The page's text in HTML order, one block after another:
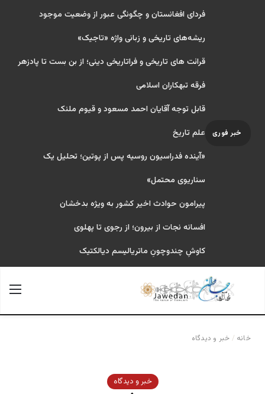
خبر فوری
فردای افغانستان و چگونگی عبور از وضعیت موجود
ریشه‌های تاریخی و زبانی واژه «تاجیک»
قرائت های تاریخی و فراتاریخی دینی؛ از بن بست تا پادزهر
فرقه تبهکاران اسلامی
قابل توجه آقایان احمد مسعود و قیوم ملنک
علم تاریخ
«آینده فدراسیون روسیه پس از پوتین؛ تحلیل یک
سناریوی محتمل»
پیرامون حوادث اخیر کشور به ویژه بدخشان
افسانه نجات از بیرون؛ از رجوی تا پهلوی
کاوشِ چندو‌چونِ ماتریالیسم دیالکتیک
جستجو برای
خانه / خبر و دیدگاه
خبر و دیدگاه